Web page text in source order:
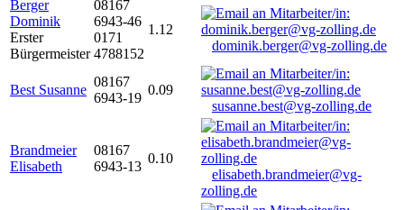
Berger
Dominik
Erster
Bürgermeister
08167
6943-46
0171
4788152
1.12
dominik.berger@vg-zolling.de
Best Susanne
08167
6943-19
0.09
susanne.best@vg-zolling.de
Brandmeier
Elisabeth
08167
6943-13
0.10
elisabeth.brandmeier@vg-
zolling.de